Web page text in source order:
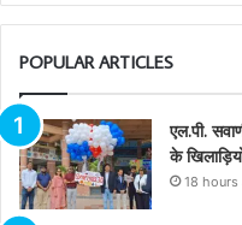
POPULAR ARTICLES
एल.पी.
के
18 hours